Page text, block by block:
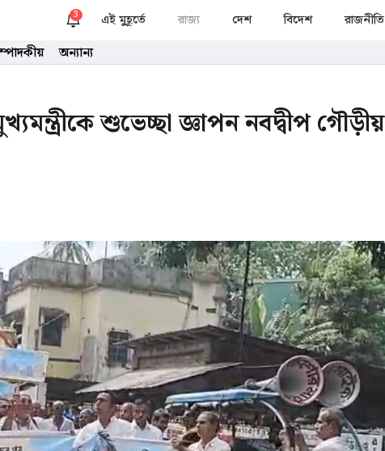
3 এই মুহূর্তে রাজ্য দেশ বিদেশ রাজনীতি
অন্যান্য
শুভেচ্ছা জ্ঞাপন নবদ্বীপ গৌড়ীয়